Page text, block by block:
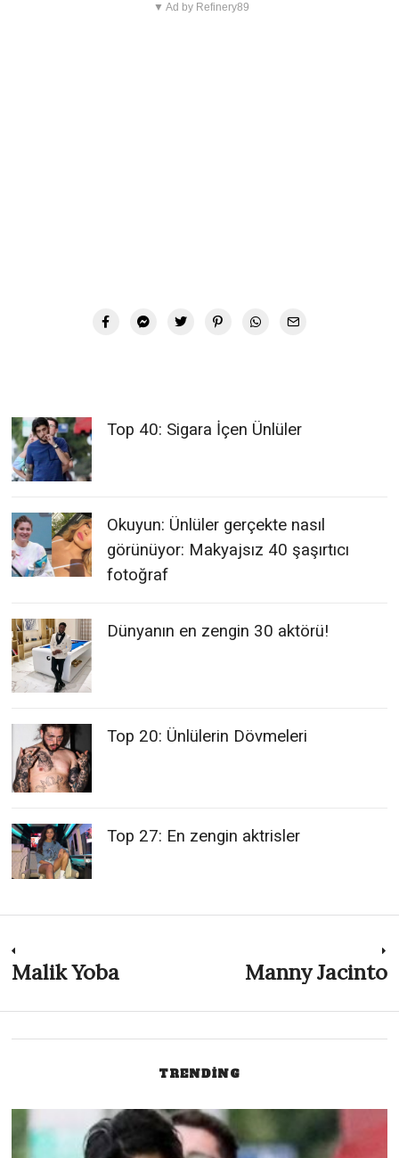
▼ Ad by Refinery89
Top 40: Sigara İçen Ünlüler
Okuyun: Ünlüler gerçekte nasıl
görünüyor: Makyajsız 40 şaşırtıcı
fotoğraf
Dünyanın en zengin 30 aktörü!
Top 20: Ünlülerin Dövmeleri
Top 27: En zengin aktrisler
Post
navigation
Previous
Malik Yoba Manny Jacinto
TRENDING